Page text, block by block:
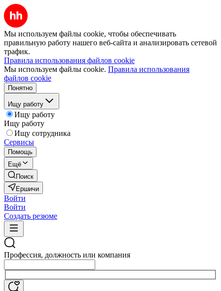
Мы используем файлы cookie, чтобы обеспечивать
правильную работу нашего веб-сайта и анализировать сетевой
трафик.
Правила использования файлов cookie
Мы используем файлы cookie. Правила использования
файлов cookie
Понятно
Ищу работу
Ищу работу
Ищу работу
Ищу сотрудника
Сервисы
Помощь
Ещё
Поиск
Ершичи
Войти
Войти
Создать резюме
Профессия, должность или компания